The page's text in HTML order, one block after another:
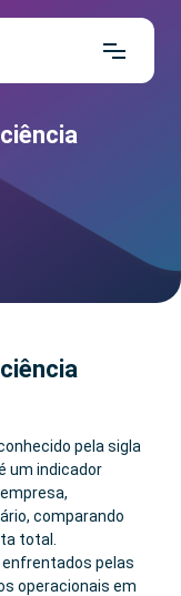
pela sigla
um indicador
comparando
total.
pelas
operacionais em